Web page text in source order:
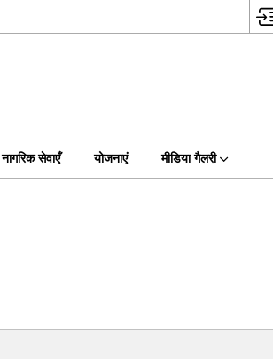
नागरिक सेवाएँ योजनाएं मीडिया गैलरी